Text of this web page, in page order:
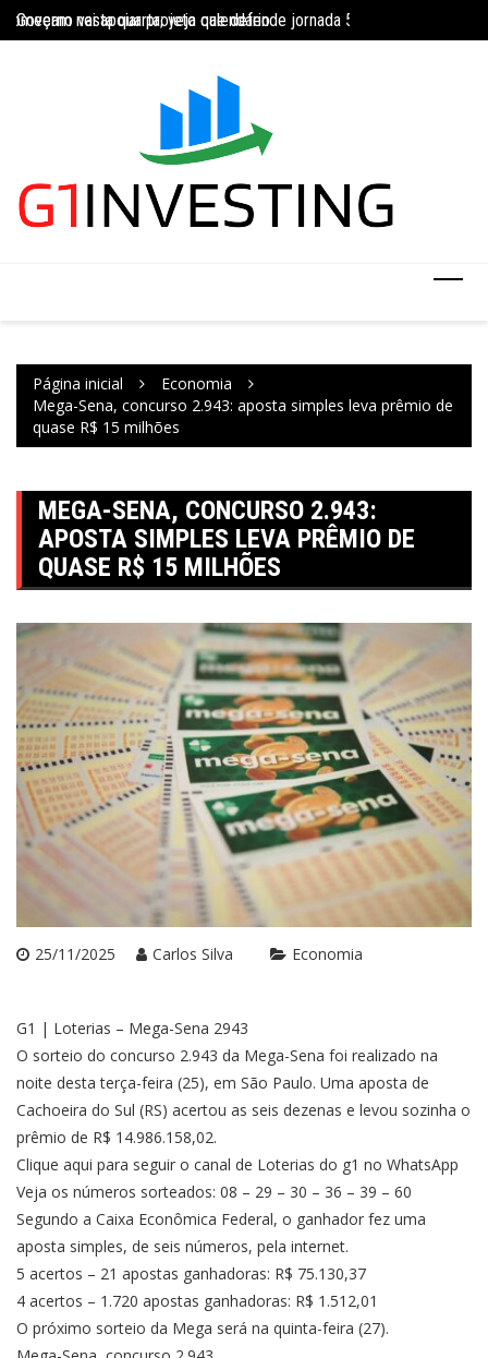
para
Governo vai apoiar projeto que defende jornada 5×2 com limite de
INSS amplia temporariamente prazo de auxílio-doença sem perícia;
Página inicial
Economia
Mega-Sena, concurso 2.943: aposta simples leva prêmio de
quase R$ 15 milhões
MEGA-SENA, CONCURSO 2.943:
APOSTA SIMPLES LEVA PRÊMIO DE
QUASE R$ 15 MILHÕES
25/11/2025 Carlos Silva Economia
G1 | Loterias – Mega-Sena 2943
O sorteio do concurso 2.943 da Mega-Sena foi realizado na
noite desta terça-feira (25), em São Paulo. Uma aposta de
Cachoeira do Sul (RS) acertou as seis dezenas e levou sozinha o
prêmio de R$ 14.986.158,02.
Clique aqui para seguir o canal de Loterias do g1 no WhatsApp
Veja os números sorteados: 08 – 29 – 30 – 36 – 39 – 60
Segundo a Caixa Econômica Federal, o ganhador fez uma
aposta simples, de seis números, pela internet.
5 acertos – 21 apostas ganhadoras: R$ 75.130,37
4 acertos – 1.720 apostas ganhadoras: R$ 1.512,01
O próximo sorteio da Mega será na quinta-feira (27).